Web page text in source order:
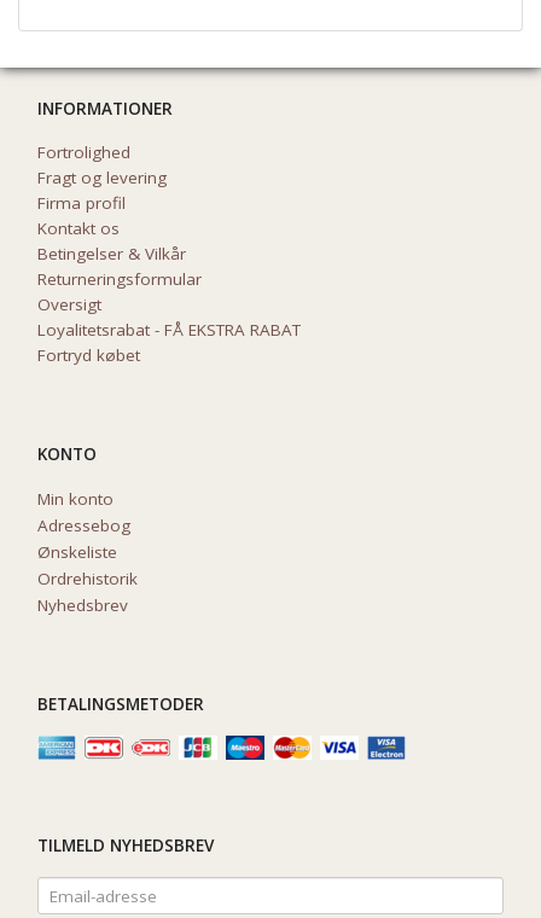
INFORMATIONER
Fortrolighed
Fragt og levering
Firma profil
Kontakt os
Betingelser & Vilkår
Returneringsformular
Oversigt
Loyalitetsrabat - FÅ EKSTRA RABAT
Fortryd købet
KONTO
Min konto
Adressebog
Ønskeliste
Ordrehistorik
Nyhedsbrev
BETALINGSMETODER
TILMELD NYHEDSBREV
Email-
adresse